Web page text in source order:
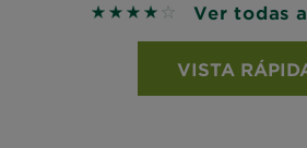
4 out of 5 stars based
Ver todas
VISTA